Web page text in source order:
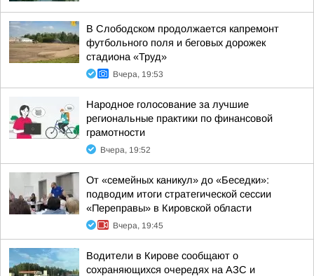
В Слободском продолжается капремонт
футбольного поля и беговых дорожек
стадиона «Труд»
Вчера, 19:53
Народное голосование за лучшие
региональные практики по финансовой
грамотности
Вчера, 19:52
От «семейных каникул» до «Беседки»:
подводим итоги стратегической сессии
«Переправы» в Кировской области
Вчера, 19:45
Водители в Кирове сообщают о
сохраняющихся очередях на АЗС и